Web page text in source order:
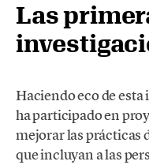
Las
Haciendo eco de
ha participado en
mejorar las prácticas
que incluyan a las